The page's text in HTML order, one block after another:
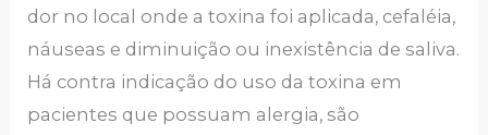
dor no local onde a toxina foi aplicada, cefaléia,
náuseas e diminuição ou inexistência de saliva.
Há contra indicação do uso da toxina em
pacientes que possuam alergia, são